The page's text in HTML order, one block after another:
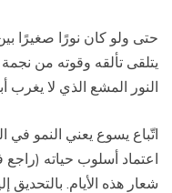
حتى ولو كان نورًا صغيرًا بين
يتلقى تألقه وقوته من
النور المشع الذي لا يغرب
اتّباع يسوع يعني النمو
شعار هذه الأيام. بالتحديق